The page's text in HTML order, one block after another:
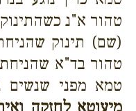
טהור א"נ
(שם) תינוק
טהור בד"א
טמא מפני שנשים